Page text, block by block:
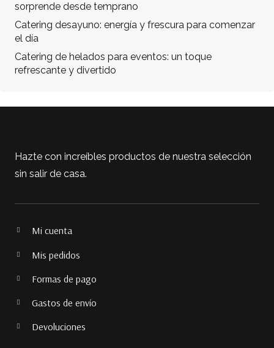
sorprende desde temprano
Catering desayuno: energía y frescura para comenzar
el día
Catering de helados para eventos: un toque
refrescante y divertido
Hazte con increíbles productos de nuestra selección
sin salir de casa.
Mi cuenta
Mis pedidos
Formas de pago
Gastos de envío
Devoluciones